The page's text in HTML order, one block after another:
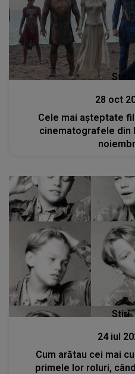
Stiri
28 oct
Cele mai așteptate
cinematografele din
Stiri
24 iul
Cum arătau cei mai
primele lor roluri,